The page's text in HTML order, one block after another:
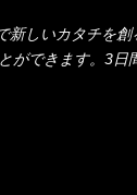
しいカタチを
ができます。3